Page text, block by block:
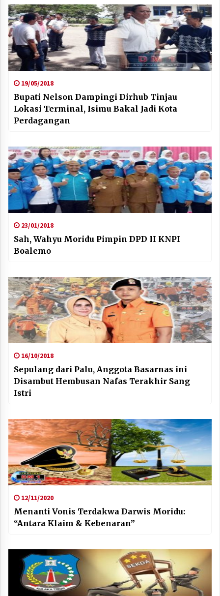
19/05/2018
Bupati Nelson Dampingi Dirhub Tinjau
Lokasi Terminal, Isimu Bakal Jadi Kota
Perdagangan
23/01/2018
Sah, Wahyu Moridu Pimpin DPD II KNPI
Boalemo
16/10/2018
Sepulang dari Palu, Anggota Basarnas ini
Disambut Hembusan Nafas Terakhir Sang
Istri
12/11/2020
Menanti Vonis Terdakwa Darwis Moridu:
“Antara Klaim & Kebenaran”